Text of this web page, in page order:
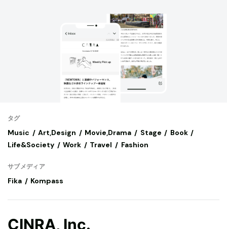
タグ
Music Art,Design Movie,Drama Stage
Book
Life&Society
Work Travel Fashion
サブメディア
Fika Kompass
CINRA, Inc.